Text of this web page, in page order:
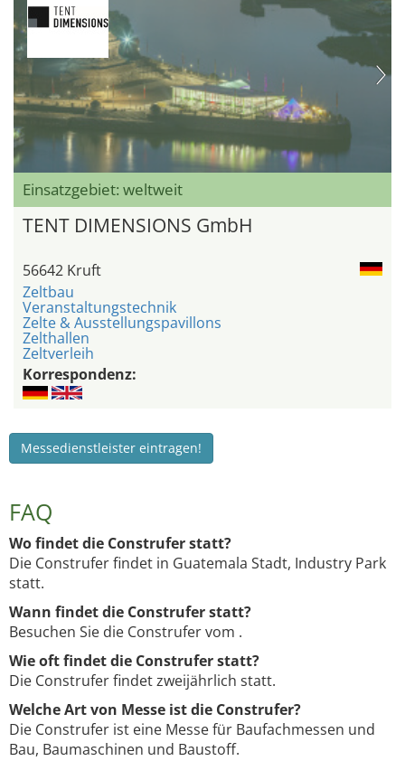
Einsatzgebiet: weltweit
TENT DIMENSIONS GmbH
56642 Kruft
Zeltbau
Veranstaltungstechnik
Zelte & Ausstellungspavillons
Zelthallen
Zeltverleih
Korrespondenz:
Messedienstleister eintragen!
FAQ
Wo findet die Construfer statt?
Die Construfer findet in Guatemala Stadt, Industry Park
statt.
Wann findet die Construfer statt?
Besuchen Sie die Construfer vom .
Wie oft findet die Construfer statt?
Die Construfer findet zweijährlich statt.
Welche Art von Messe ist die Construfer?
Die Construfer ist eine Messe für Baufachmessen und
Bau, Baumaschinen und Baustoff.